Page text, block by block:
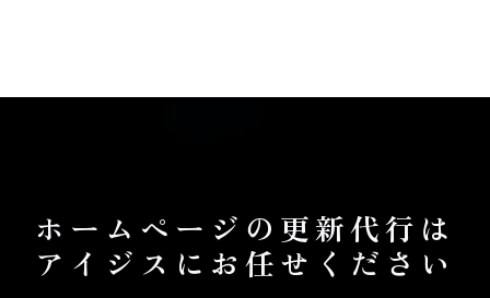
ホームページの更新代行は
アイジスにお任せください